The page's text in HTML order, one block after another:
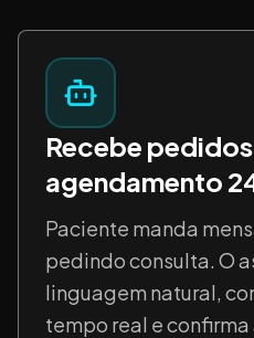
Recebe
agendamento
Paciente manda
pedindo consulta. O
linguagem natural,
tempo real e